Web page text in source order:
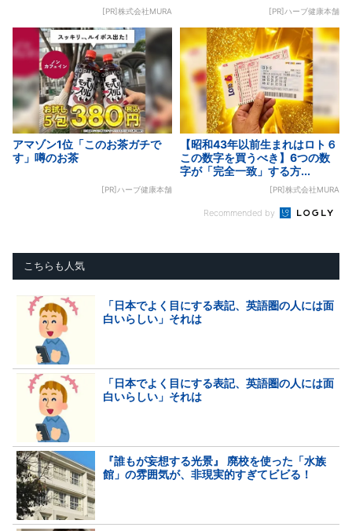
[PR]株式会社MURA [PR]ハーブ健康本舗
アマゾン1位「このお茶ガチで
す」噂のお茶
[PR]ハーブ健康本舗
【昭和43年以前生まれはロト６
この数字を買うべき】6つの数
字が「完全一致」する方...
[PR]株式会社MURA
Recommended by
こちらも人気
「日本でよく目にする表記、英語圏の人には面
白いらしい」それは
「日本でよく目にする表記、英語圏の人には面
白いらしい」それは
『誰もが妄想する光景』 廃校を使った「水族
館」の雰囲気が、非現実的すぎてビビる！